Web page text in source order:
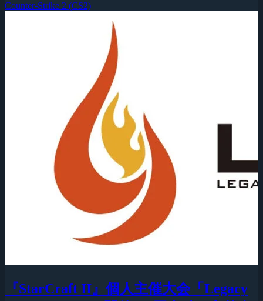
Counter-Strike 2 (CS2)
『StarCraft II』個人主催大会「Legacy